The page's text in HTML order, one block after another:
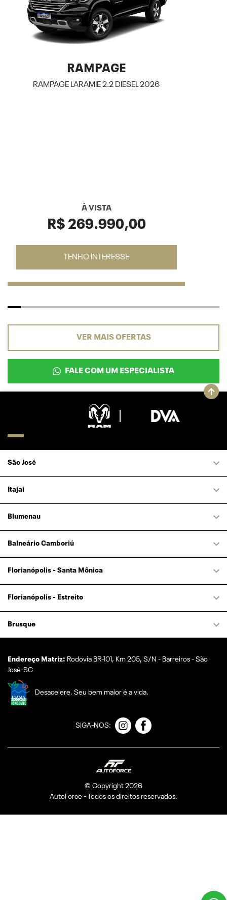
RAMPAGE
RAMPAGE LARAMIE 2.2 DIESEL 2026
À VISTA
R$ 269.990,00
TENHO INTERESSE
VER MAIS OFERTAS
FALE COM UM ESPECIALISTA
São José
Itajaí
Blumenau
Balneário Camboriú
Florianópolis - Santa Mônica
Florianópolis - Estreito
Brusque
Endereço Matriz: Rodovia BR-101, Km 205, S/N - Barreiros - São
José-SC
Desacelere. Seu bem maior é a vida.
SIGA-NOS:
© Copyright 2026
AutoForce - Todos os direitos reservados.